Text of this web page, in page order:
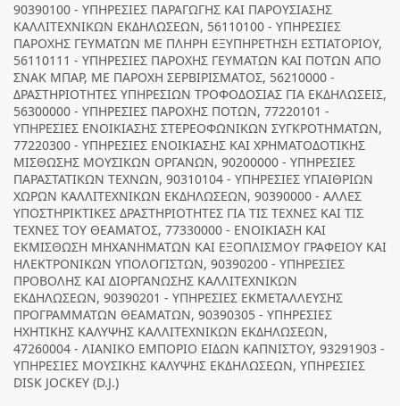
90390100 - ΥΠΗΡΕΣΙΕΣ ΠΑΡΑΓΩΓΗΣ ΚΑΙ ΠΑΡΟΥΣΙΑΣΗΣ
ΚΑΛΛΙΤΕΧΝΙΚΩΝ ΕΚΔΗΛΩΣΕΩΝ, 56110100 - ΥΠΗΡΕΣΙΕΣ
ΠΑΡΟΧΗΣ ΓΕΥΜΑΤΩΝ ΜΕ ΠΛΗΡΗ ΕΞΥΠΗΡΕΤΗΣΗ ΕΣΤΙΑΤΟΡΙΟΥ,
56110111 - ΥΠΗΡΕΣΙΕΣ ΠΑΡΟΧΗΣ ΓΕΥΜΑΤΩΝ ΚΑΙ ΠΟΤΩΝ ΑΠΟ
ΣΝΑΚ ΜΠΑΡ, ΜΕ ΠΑΡΟΧΗ ΣΕΡΒΙΡΙΣΜΑΤΟΣ, 56210000 -
ΔΡΑΣΤΗΡΙΟΤΗΤΕΣ ΥΠΗΡΕΣΙΩΝ ΤΡΟΦΟΔΟΣΙΑΣ ΓΙΑ ΕΚΔΗΛΩΣΕΙΣ,
56300000 - ΥΠΗΡΕΣΙΕΣ ΠΑΡΟΧΗΣ ΠΟΤΩΝ, 77220101 -
ΥΠΗΡΕΣΙΕΣ ΕΝΟΙΚΙΑΣΗΣ ΣΤΕΡΕΟΦΩΝΙΚΩΝ ΣΥΓΚΡΟΤΗΜΑΤΩΝ,
77220300 - ΥΠΗΡΕΣΙΕΣ ΕΝΟΙΚΙΑΣΗΣ ΚΑΙ ΧΡΗΜΑΤΟΔΟΤΙΚΗΣ
ΜΙΣΘΩΣΗΣ ΜΟΥΣΙΚΩΝ ΟΡΓΑΝΩΝ, 90200000 - ΥΠΗΡΕΣΙΕΣ
ΠΑΡΑΣΤΑΤΙΚΩΝ ΤΕΧΝΩΝ, 90310104 - ΥΠΗΡΕΣΙΕΣ ΥΠΑΙΘΡΙΩΝ
ΧΩΡΩΝ ΚΑΛΛΙΤΕΧΝΙΚΩΝ ΕΚΔΗΛΩΣΕΩΝ, 90390000 - ΑΛΛΕΣ
ΥΠΟΣΤΗΡΙΚΤΙΚΕΣ ΔΡΑΣΤΗΡΙΟΤΗΤΕΣ ΓΙΑ ΤΙΣ ΤΕΧΝΕΣ ΚΑΙ ΤΙΣ
ΤΕΧΝΕΣ ΤΟΥ ΘΕΑΜΑΤΟΣ, 77330000 - ΕΝΟΙΚΙΑΣΗ ΚΑΙ
ΕΚΜΙΣΘΩΣΗ ΜΗΧΑΝΗΜΑΤΩΝ ΚΑΙ ΕΞΟΠΛΙΣΜΟΥ ΓΡΑΦΕΙΟΥ ΚΑΙ
ΗΛΕΚΤΡΟΝΙΚΩΝ ΥΠΟΛΟΓΙΣΤΩΝ, 90390200 - ΥΠΗΡΕΣΙΕΣ
ΠΡΟΒΟΛΗΣ ΚΑΙ ΔΙΟΡΓΑΝΩΣΗΣ ΚΑΛΛΙΤΕΧΝΙΚΩΝ
ΕΚΔΗΛΩΣΕΩΝ, 90390201 - ΥΠΗΡΕΣΙΕΣ ΕΚΜΕΤΑΛΛΕΥΣΗΣ
ΠΡΟΓΡΑΜΜΑΤΩΝ ΘΕΑΜΑΤΩΝ, 90390305 - ΥΠΗΡΕΣΙΕΣ
ΗΧΗΤΙΚΗΣ ΚΑΛΥΨΗΣ ΚΑΛΛΙΤΕΧΝΙΚΩΝ ΕΚΔΗΛΩΣΕΩΝ,
47260004 - ΛΙΑΝΙΚΟ ΕΜΠΟΡΙΟ ΕΙΔΩΝ ΚΑΠΝΙΣΤΟΥ, 93291903 -
ΥΠΗΡΕΣΙΕΣ ΜΟΥΣΙΚΗΣ ΚΑΛΥΨΗΣ ΕΚΔΗΛΩΣΕΩΝ, ΥΠΗΡΕΣΙΕΣ
DISK JOCKEY (D.J.)